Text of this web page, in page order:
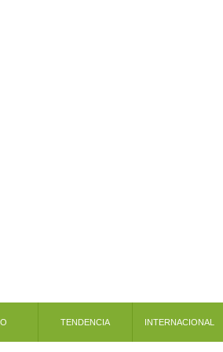
TENDENCIA INTERNACIONAL